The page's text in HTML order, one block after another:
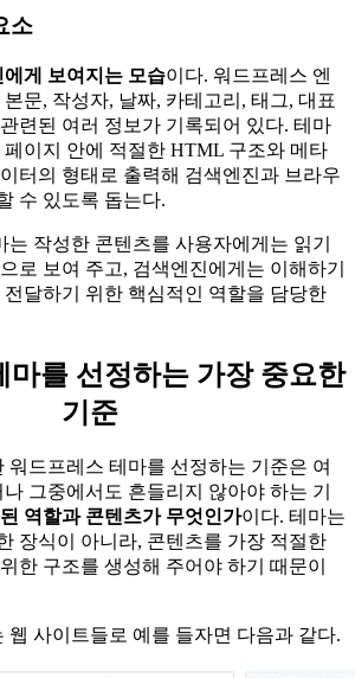
소
에게 보여지는 모습이다. 워드프레스 엔
문, 작성자, 날짜, 카테고리, 태그, 대표
련된 여러 정보가 기록되어 있다. 테마
이지 안에 적절한 HTML 구조와 메타
터의 형태로 출력해 검색엔진과 브라우
수 있도록 돕는다.
는 작성한 콘텐츠를 사용자에게는 읽기
로 보여 주고, 검색엔진에게는 이해하기
달하기 위한 핵심적인 역할을 담당한
마를 선정하는 가장 중요한
기준
워드프레스 테마를 선정하는 기준은 여
그중에서도 흔들리지 않아야 하는 기
역할과 콘텐츠가 무엇인가이다. 테마는
장식이 아니라, 콘텐츠를 가장 적절한
한 구조를 생성해 주어야 하기 때문이
웹 사이트들로 예를 들자면 다음과 같다.